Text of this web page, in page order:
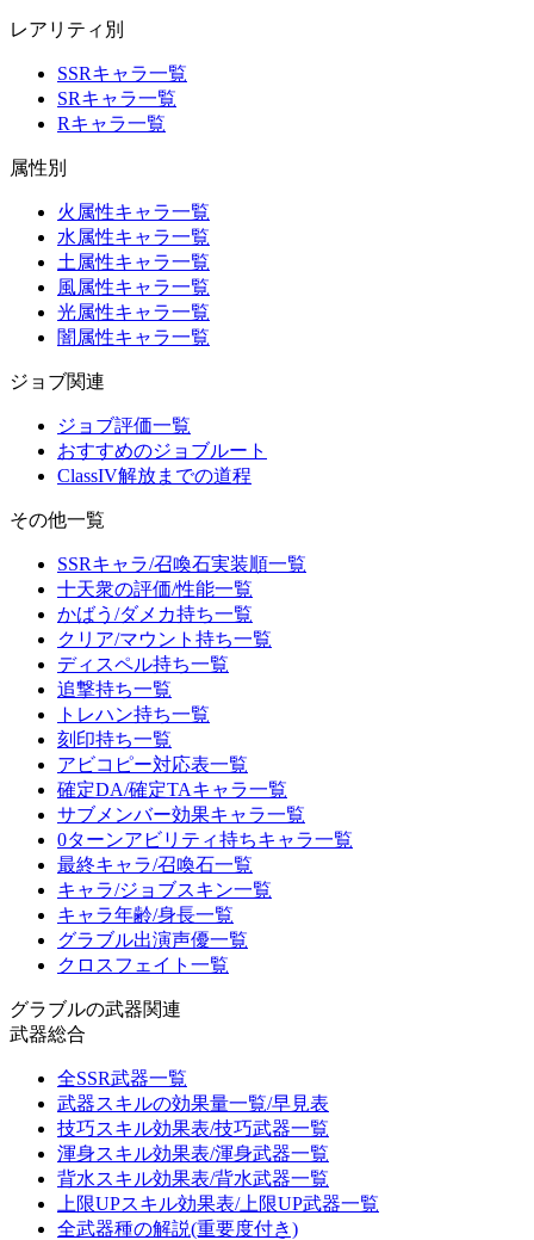
レアリティ別
SSRキャラ一覧
SRキャラ一覧
Rキャラ一覧
属性別
火属性キャラ一覧
水属性キャラ一覧
土属性キャラ一覧
風属性キャラ一覧
光属性キャラ一覧
闇属性キャラ一覧
ジョブ関連
ジョブ評価一覧
おすすめのジョブルート
ClassIV解放までの道程
その他一覧
SSRキャラ/召喚石実装順一覧
十天衆の評価/性能一覧
かばう/ダメカ持ち一覧
クリア/マウント持ち一覧
ディスペル持ち一覧
追撃持ち一覧
トレハン持ち一覧
刻印持ち一覧
アビコピー対応表一覧
確定DA/確定TAキャラ一覧
サブメンバー効果キャラ一覧
0ターンアビリティ持ちキャラ一覧
最終キャラ/召喚石一覧
キャラ/ジョブスキン一覧
キャラ年齢/身長一覧
グラブル出演声優一覧
クロスフェイト一覧
グラブルの武器関連
武器総合
全SSR武器一覧
武器スキルの効果量一覧/早見表
技巧スキル効果表/技巧武器一覧
渾身スキル効果表/渾身武器一覧
背水スキル効果表/背水武器一覧
上限UPスキル効果表/上限UP武器一覧
全武器種の解説(重要度付き)